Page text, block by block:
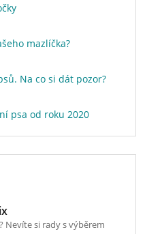
kočky - podpora
ledvinové
rybí, vejce
superprémiové
bez obilovin a bezlepkové,
5 kg
mazlíčka?
Na co si dát pozor?
psa od roku 2020
Nevíte si rady s výběrem